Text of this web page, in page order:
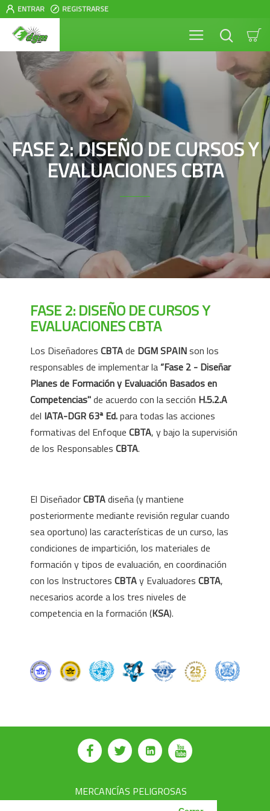
ENTRAR REGISTRARSE
FASE 2: DISEÑO DE CURSOS Y
EVALUACIONES CBTA
FASE 2: DISEÑO DE CURSOS Y
EVALUACIONES CBTA
Los Diseñadores CBTAde DGM SPAINson los
responsables de implementar la“Fase 2 - Diseñar
Planes de Formación y Evaluación Basados en
Competencias"de acuerdo con la sección H.5.2.A
del IATA-DGR63ª Ed.para todas las acciones
formativas del Enfoque CBTA, y bajo la supervisión
de los Responsables CBTA.
El DiseñadorCBTAdiseña (y mantiene
posteriormente mediante revisión regular cuando
sea oportuno) las características de un curso, las
condiciones de impartición, los materiales de
formación y tipos de evaluación, en coordinación
con los Instructores CBTAy Evaluadores CBTA,
necesarios acorde a los tres niveles de
competencia en la formación (KSA).
MERCANCÍAS PELIGROSAS